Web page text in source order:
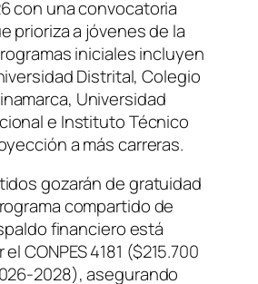
con una convocatoria
prioriza a jóvenes de la
iniciales incluyen
Distrital, Colegio
Universidad
e Instituto Técnico
a más carreras.
gozarán de gratuidad
compartido de
financiero está
CONPES 4181 ($215.700
2028), asegurando